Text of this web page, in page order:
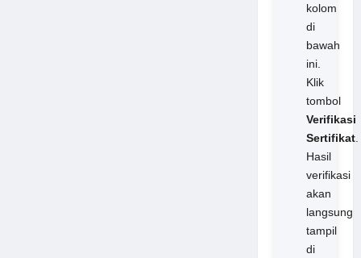
kolom
di
bawah
ini.
Klik
tombol
Verifikasi
Sertifikat.
Hasil
verifikasi
akan
langsung
tampil
di